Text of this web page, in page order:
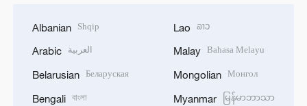
Albanian Shqip
Arabic العربية
Belarusian Беларуская
Bengali বাংলা
Lao ລາວ
Malay Bahasa Melayu
Mongolian Монгол
Myanmar မြန်မာဘာသာ